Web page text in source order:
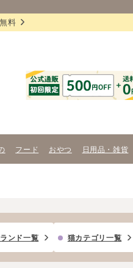
料
フード おやつ 日用品・雑貨
ンド一覧 猫カテゴリ一覧